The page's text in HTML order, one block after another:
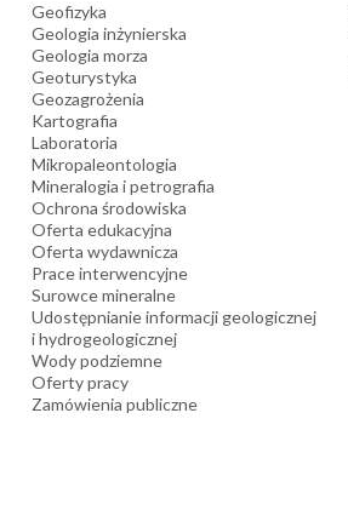
Geofizyka
Geologia inżynierska
Geologia morza
Geoturystyka
Geozagrożenia
Kartografia
Laboratoria
Mikropaleontologia
Mineralogia i petrografia
Ochrona środowiska
Oferta edukacyjna
Oferta wydawnicza
Prace interwencyjne
Surowce mineralne
Udostępnianie informacji geologicznej
i hydrogeologicznej
Wody podziemne
Oferty pracy
Zamówienia publiczne